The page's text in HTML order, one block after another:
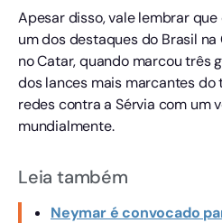
Apesar disso, vale lembrar
um dos destaques do Brasil
no Catar, quando marcou três
dos lances mais marcantes do
redes contra a Sérvia com um
mundialmente.
Leia também
Neymar é convocado